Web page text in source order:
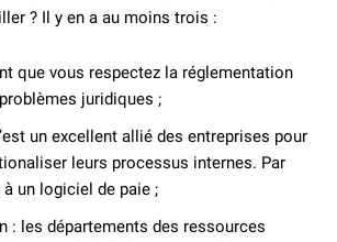
? Il y en a au moins trois :
que vous respectez la réglementation
juridiques ;
un excellent allié des entreprises pour
leurs processus internes. Par
un logiciel de paie ;
: les départements des ressources